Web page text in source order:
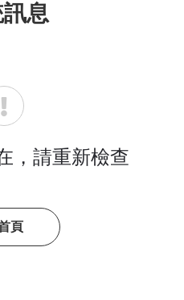
息
，請重新檢查
頁